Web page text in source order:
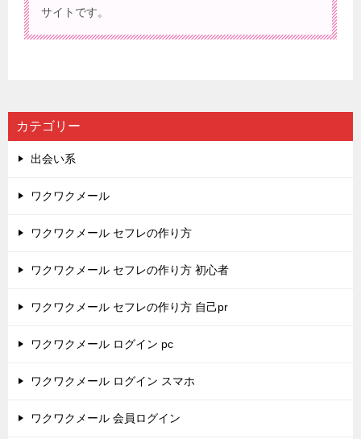
サイトです。
カテゴリー
出会い系
ワクワクメール
ワクワクメール セフレの作り方
ワクワクメール セフレの作り方 初心者
ワクワクメール セフレの作り方 自己pr
ワクワクメール ログイン pc
ワクワクメール ログイン スマホ
ワクワクメール 会員ログイン